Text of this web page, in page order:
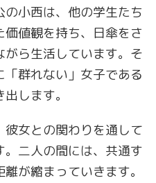
小西は、他の学生たち
値観を持ち、日傘をさ
がら生活しています。そ
群れない」女子である
します。
女との関わりを通して
二人の間には、共通す
が縮まっていきます。